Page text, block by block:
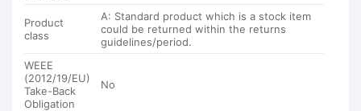
Product
class
A: Standard product which is a stock item
could be returned within the returns
guidelines/period.
WEEE
(2012/19/EU)
Take-Back
Obligation
No